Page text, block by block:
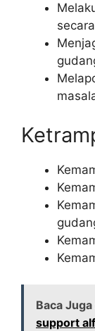
Baca Juga
support